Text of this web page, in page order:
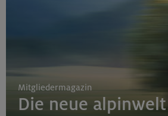
Mitgliedermagazin
Die neue